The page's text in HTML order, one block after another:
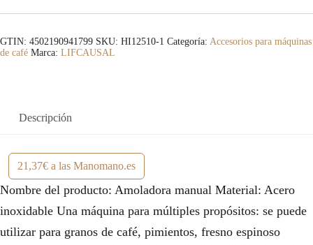
GTIN: 4502190941799 SKU: HI12510-1 Categoría: Accesorios para máquinas
de café Marca: LIFCAUSAL
Descripción
21,37€ a las Manomano.es
Nombre del producto: Amoladora manual Material: Acero
inoxidable Una máquina para múltiples propósitos: se puede
utilizar para granos de café, pimientos, fresno espinoso